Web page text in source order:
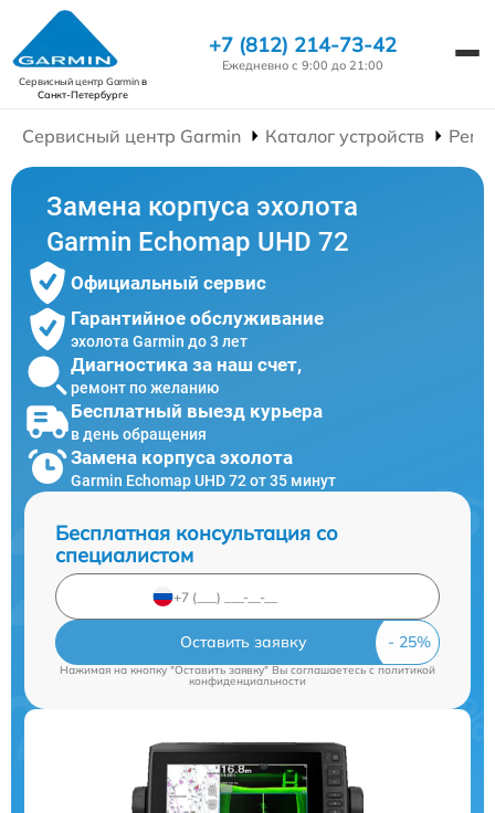
Сервисный центр Garminв
Санкт-Петербурге
+7 (812) 214-73-42
Ежедневно с 9:00 до 21:00
Сервисный центр Garmin Каталог устройств
Замена корпуса эхолота
Garmin Echomap UHD 72
Официальный сервис
Гарантийное обслуживание
эхолота Garmin до 3 лет
Диагностика за наш счет,
ремонт по желанию
Бесплатный выезд курьера
в день обращения
Замена корпуса эхолота
Garmin Echomap UHD 72 от 35 минут
Бесплатная консультация со
специалистом
Оставить заявку
Нажимая на кнопку "Оставить заявку" Вы соглашаетесь cполитикой
конфиденциальности